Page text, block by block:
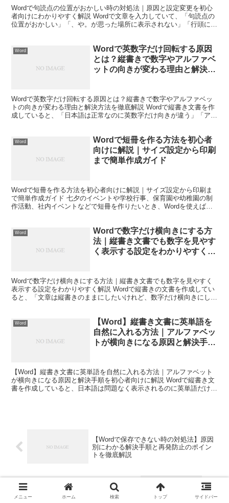
Wordで句読点の位置がおかしい時の対処法｜原因と設定変更を初心
者向けにわかりやすく解説 Wordで文章を入力していて、「句読点の
位置がおかしい」「、や。が思った場所に表示されない」「行頭に句
Word
Wordで英数字だけ回転する原因
とは？縦書きで数字やアルファベ
ットの向きが変わる理由と解決方
Wordで英数字だけ回転する原因とは？縦書きで数字やアルファベッ
トの向きが変わる理由と解決方法を徹底解説 Wordで縦書き文書を作
成していると、「日本語は正常なのに英数字だけ向きが違う」「アル
Word
Wordで短冊を作る方法を初心者
向けに解説｜サイズ設定から印刷
まで簡単作成ガイド
Wordで短冊を作る方法を初心者向けに解説｜サイズ設定から印刷ま
で簡単作成ガイド 七夕のイベントや学校行事、保育園や幼稚園の制
作活動、社内イベントなどで短冊を作りたいとき、Wordを使えば簡
Word
Wordで数字だけ横向きにする方
法｜縦書き文書でも数字を見やす
く表示する設定をわかりやすく解
Wordで数字だけ横向きにする方法｜縦書き文書でも数字を見やすく
表示する設定をわかりやすく解説 Wordで縦書きの文書を作成してい
ると、「文章は縦書きのままにしたいけれど、数字だけ横向きにした
Word
【Word】縦書き文書に英単語を
自然に入れる方法｜アルファベッ
トが横向きになる原因と解決手順
【Word】縦書き文書に英単語を自然に入れる方法｜アルファベット
が横向きになる原因と解決手順を初心者向けに解説 Wordで縦書き文
書を作成していると、日本語は問題なく表示されるのに英単語だけ不
【Wordで保存できない時の対処法】原因
別にわかる解決手順と再発防止のポイン
トを徹底解説
パソコン初心者が誤解しやすい「スケー
ルアップする」とは？IT用語の意味をわ
かりやすく解説
メニュー ホーム 検索 トップ サイドバー